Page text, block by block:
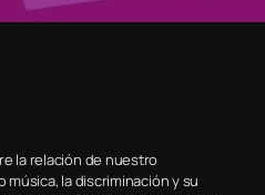
la relación de nuestro
la discriminación y su